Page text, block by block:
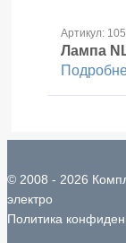
Артикул:
Лампа
© 2008 - 2026
электро
Политика